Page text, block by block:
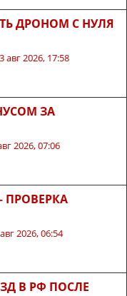
ДРОНОМ С НУЛЯ
авг 2026, 17:58
ЗА
2026, 07:06
ПРОВЕРКА
2026, 06:54
В РФ ПОСЛЕ